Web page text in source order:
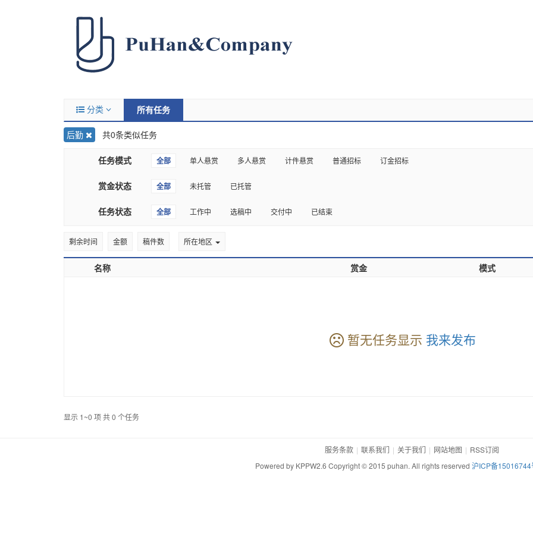
分类 所有任务
后勤 共0条类似任务
任务模式 全部 单人悬赏 多人悬赏 计件悬赏 普通招标 订金招标
赏金状态 全部 未托管 已托管
任务状态 全部 工作中 选稿中 交付中 已结束
剩余时间 金额 稿件数 所在地区
名称 赏金 模式
暂无任务显示 我来发布
显示 1~0 项 共 0 个任务
服务条款 联系我们 关于我们 网站地图
RSS订阅
Powered by KPPW2.6 Copyright © 2015 puhan. All rights reserved 沪ICP备15016744